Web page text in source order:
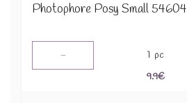
Photophore Posy Small 54604
- 1 pc
9.9€